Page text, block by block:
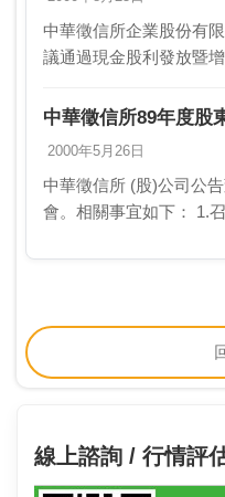
中華徵信所企業股份有
議通過現金股利發放暨
08.26∼…
中華徵信所89年度股
2000年5月26日
中華徵信所 (股)公司公
會。相關事宜如下： 1.召開日期：2000.06.26(星期一)上
線上諮詢 / 行情評